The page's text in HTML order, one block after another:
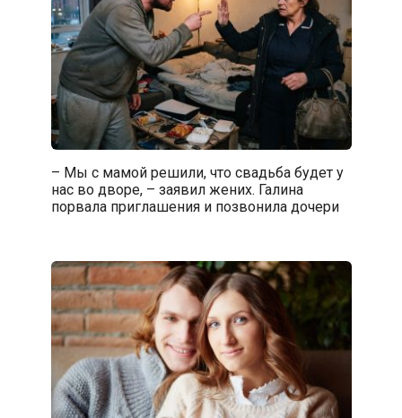
– Мы с мамой решили, что свадьба будет у
нас во дворе, – заявил жених. Галина
порвала приглашения и позвонила дочери